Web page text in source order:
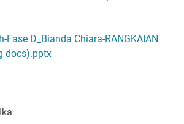
Fase D_Bianda Chiara-RANGKAIAN
docs).pptx